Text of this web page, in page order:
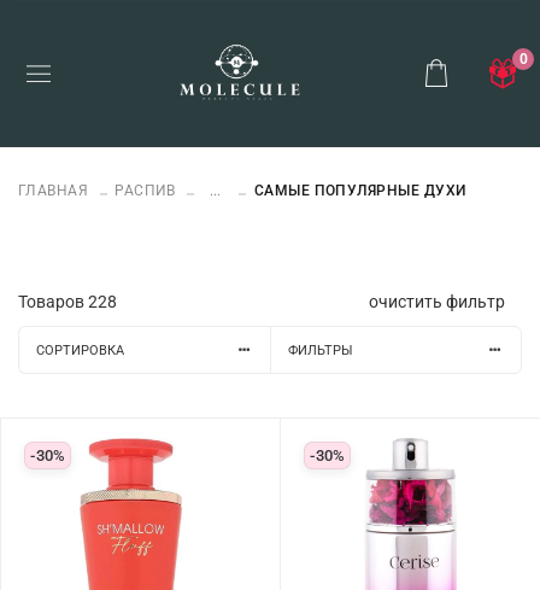
0
ГЛАВНАЯ РАСПИВ ... САМЫЕ ПОПУЛЯРНЫЕ ДУХИ
Товаров228 очистить фильтр
СОРТИРОВКА ФИЛЬТРЫ
-30% -30%